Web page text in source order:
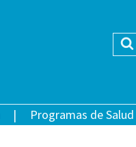
Programas de Salud